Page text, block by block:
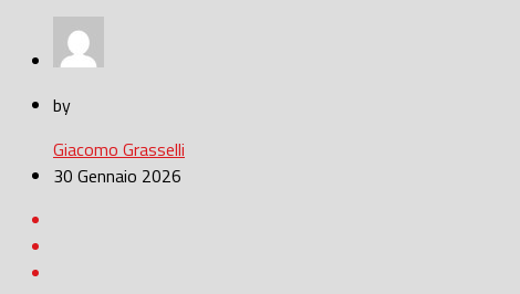
by
Giacomo Grasselli
30 Gennaio 2026